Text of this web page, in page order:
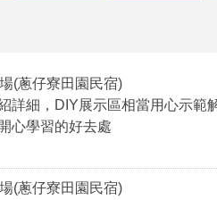
(蔥仔寮田園民宿)
詳細，DIY展示區相當用心示範
心學習的好去處
(蔥仔寮田園民宿)